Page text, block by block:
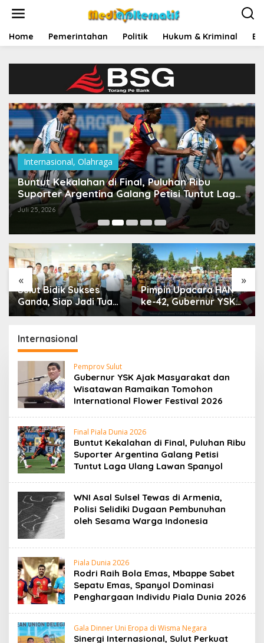
t
Home Pemerintahan Politik Hukum & Kriminal
Internasional, Olahraga
Buntut Kekalahan di Final, Puluhan Ribu
Suporter Argentina Galang Petisi Tuntut Laga
Ulang Lawan Spanyol
Juli 25, 2026
« »
Sulut Bidik Sukses
Ganda, Siap Jadi Tuan
Rumah Kejurnas
Tompaso
Pimpin Upacara HAN
ke-42, Gubernur YSK
Tekankan
Internasional
Pemprov Sulut
Gubernur YSK Ajak Masyarakat dan
Wisatawan Ramaikan Tomohon
International Flower Festival 2026
Final Piala Dunia 2026
Buntut Kekalahan di Final, Puluhan Ribu
Suporter Argentina Galang Petisi
Tuntut Laga Ulang Lawan Spanyol
WNI Asal Sulsel Tewas di Armenia,
Polisi Selidiki Dugaan Pembunuhan
oleh Sesama Warga Indonesia
Piala Dunia 2026
Rodri Raih Bola Emas, Mbappe Sabet
Sepatu Emas, Spanyol Dominasi
Penghargaan Individu Piala Dunia 2026
Gala Dinner Uni Eropa di Wisma Negara
‎Sinergi Internasional, Sulut Perkuat